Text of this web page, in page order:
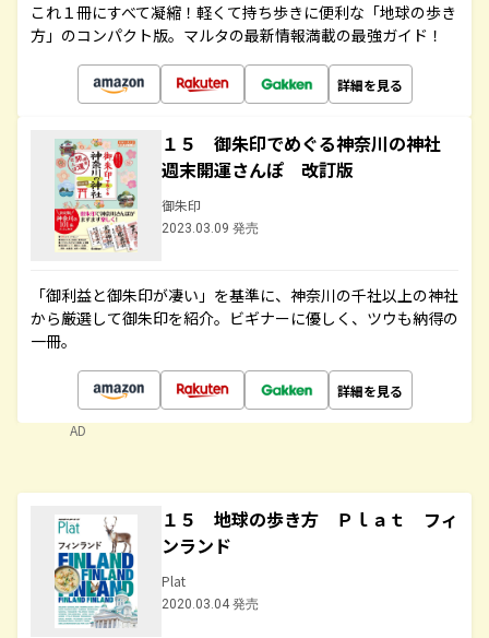
これ１冊にすべて凝縮！軽くて持ち歩きに便利な「地球の歩き
方」のコンパクト版。マルタの最新情報満載の最強ガイド！
詳細を見る
１５ 御朱印でめぐる神奈川の神社
週末開運さんぽ 改訂版
御朱印
2023.03.09 発売
「御利益と御朱印が凄い」を基準に、神奈川の千社以上の神社
から厳選して御朱印を紹介。ビギナーに優しく、ツウも納得の
一冊。
詳細を見る
AD
１５ 地球の歩き方 Ｐｌａｔ フィ
ンランド
Plat
2020.03.04 発売